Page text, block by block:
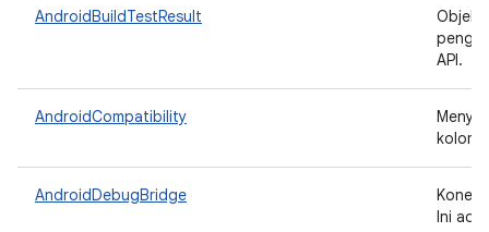
AndroidBuildTestResult
Objek
API.
AndroidCompatibility
kolom
AndroidDebugBridge
Ini